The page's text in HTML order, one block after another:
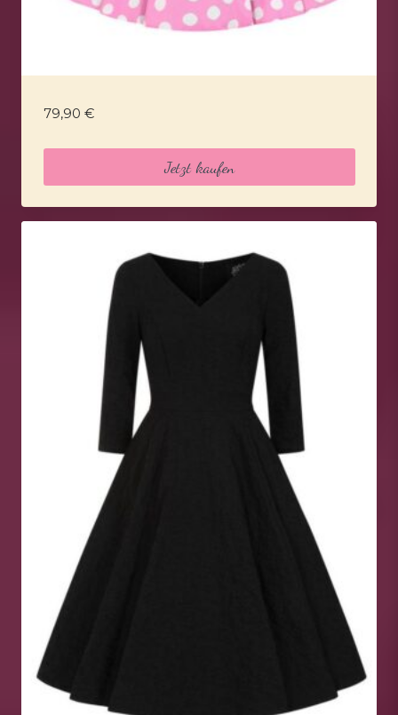
79,90 €
Jetzt kaufen